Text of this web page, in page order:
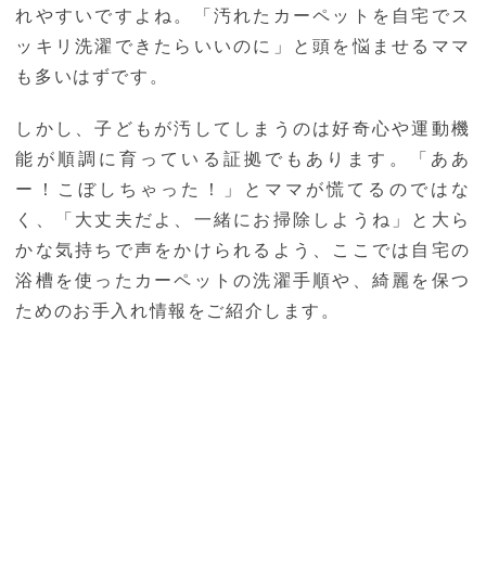
れやすいですよね。「汚れたカーペットを自宅でス
ッキリ洗濯できたらいいのに」と頭を悩ませるママ
も多いはずです。
しかし、子どもが汚してしまうのは好奇心や運動機
能が順調に育っている証拠でもあります。「ああ
ー！こぼしちゃった！」とママが慌てるのではな
く、「大丈夫だよ、一緒にお掃除しようね」と大ら
かな気持ちで声をかけられるよう、ここでは自宅の
浴槽を使ったカーペットの洗濯手順や、綺麗を保つ
ためのお手入れ情報をご紹介します。